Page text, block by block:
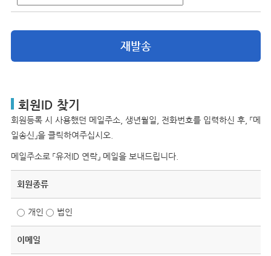
재발송
회원ID 찾기
회원등록 시 사용했던 메일주소, 생년월일, 전화번호를 입력하신 후, 「메
일송신」을 클릭하여주십시오.
메일주소로 「유저ID 연락」 메일을 보내드립니다.
회원종류
개인 법인
이메일